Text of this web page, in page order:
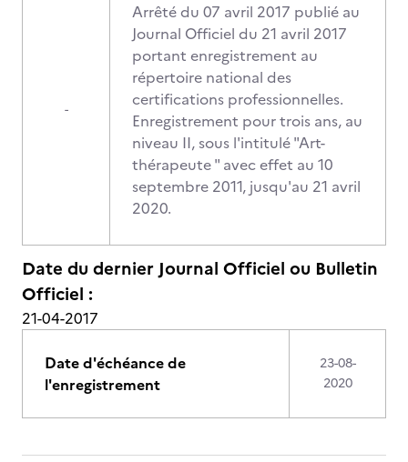
-
Arrêté du 07 avril 2017 publié au
Journal Officiel du 21 avril 2017
portant enregistrement au
répertoire national des
certifications professionnelles.
Enregistrement pour trois ans, au
niveau II, sous l'intitulé "Art-
thérapeute " avec effet au 10
septembre 2011, jusqu'au 21 avril
2020.
Date du dernier Journal Officiel ou Bulletin
Officiel :
21-04-2017
Date d'échéance de
l'enregistrement
23-08-
2020